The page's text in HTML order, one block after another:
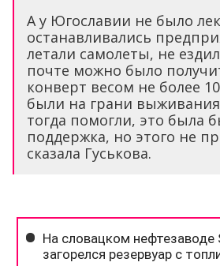
А у Югославии не было
останавливались
летали самолеты, не
почте можно было
конверт весом не более
были на грани
тогда помогли, это была
поддержка, но этого не
сказала Гуськова.